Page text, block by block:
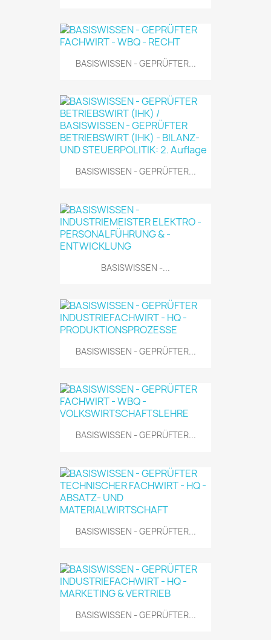
BASISWISSEN - GEPRÜFTER...
BASISWISSEN - GEPRÜFTER...
BASISWISSEN -...
BASISWISSEN - GEPRÜFTER...
BASISWISSEN - GEPRÜFTER...
BASISWISSEN - GEPRÜFTER...
BASISWISSEN - GEPRÜFTER...